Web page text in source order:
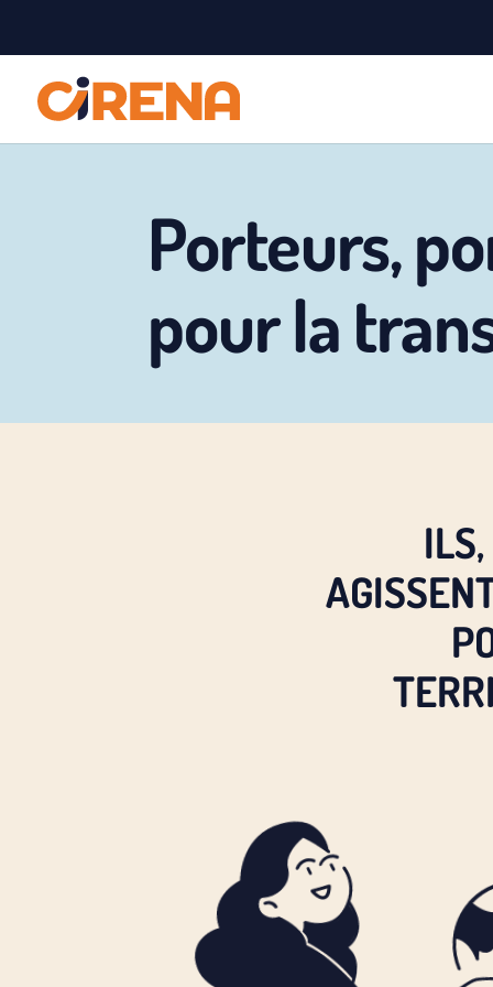
Porteurs,
pour la